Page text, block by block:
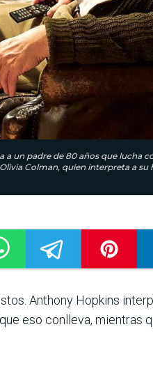
un padre de 80 años que lucha
Colman, quien interpreta a su
Anthony Hopkins
eso conlleva, mientras